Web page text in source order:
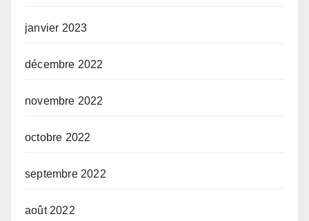
janvier 2023
décembre 2022
novembre 2022
octobre 2022
septembre 2022
août 2022